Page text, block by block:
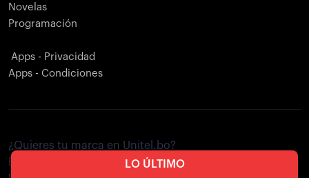
LO ÚLTIMO
Novelas
Programación
Apps - Privacidad
Apps - Condiciones
¿Quieres tu marca en Unitel.bo?
Envíe un correo electrónico apublicidad@unitel.com.bo